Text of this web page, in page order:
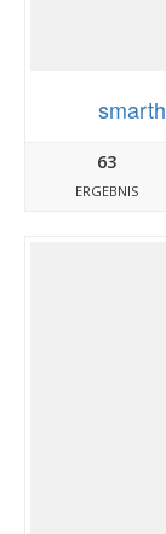
63
ERGEBNIS